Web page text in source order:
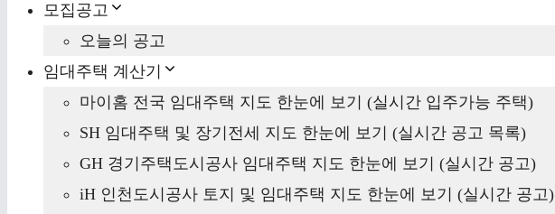
모집공고
오늘의 공고
임대주택 계산기
마이홈 전국 임대주택 지도 한눈에 보기 (실시간 입주가능 주택)
SH 임대주택 및 장기전세 지도 한눈에 보기 (실시간 공고 목록)
GH 경기주택도시공사 임대주택 지도 한눈에 보기 (실시간 공고)
iH 인천도시공사 토지 및 임대주택 지도 한눈에 보기 (실시간 공고)